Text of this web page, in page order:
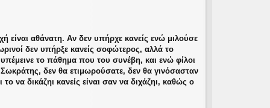
είναι αθάνατη. Αν δεν υπήρχε κανείς ενώ μιλούσε
δεν υπήρξε κανείς σοφώτερος, αλλά το
το πάθημα που του συνέβη, και ενώ φίλοι
δεν θα ετιμωρούσατε, δεν θα γινόσασταν
να δικάζηι κανείς είναι σαν να διχάζηι, καθώς ο